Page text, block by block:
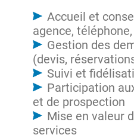
Accueil et
agence,
Gestion des
(devis,
Suivi et
Participation
et de prospection
Mise en valeur
services